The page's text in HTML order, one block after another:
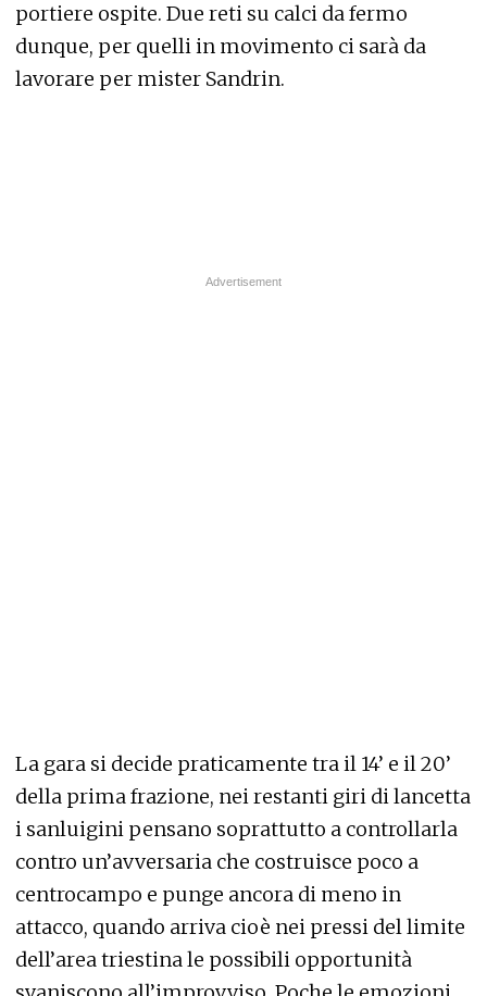
portiere ospite. Due reti su calci da fermo
dunque, per quelli in movimento ci sarà da
lavorare per mister Sandrin.
La gara si decide praticamente tra il 14’ e il 20’
della prima frazione, nei restanti giri di lancetta
i sanluigini pensano soprattutto a controllarla
contro un’avversaria che costruisce poco a
centrocampo e punge ancora di meno in
attacco, quando arriva cioè nei pressi del limite
dell’area triestina le possibili opportunità